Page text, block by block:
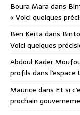
Boura Mara dans
« Voici quelques
Ben Keita dans
Voici quelques
Abdoul Kader
profils dans l’espace
Maurice dans Et si
prochain